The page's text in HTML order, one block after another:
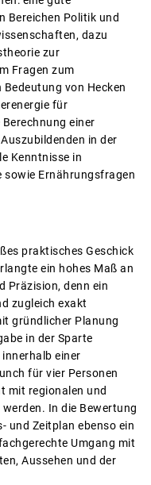
Bereichen Politik und
dazu
zur
Fragen zum
von Hecken
für
einer
in der
Kenntnisse in
sowie Ernährungsfragen
praktisches Geschick
ein hohes Maß an
Präzision, denn ein
zugleich exakt
gründlicher Planung
in der Sparte
einer
für vier Personen
mit regionalen und
In die Bewertung
und Zeitplan ebenso ein
Umgang mit
Aussehen und der